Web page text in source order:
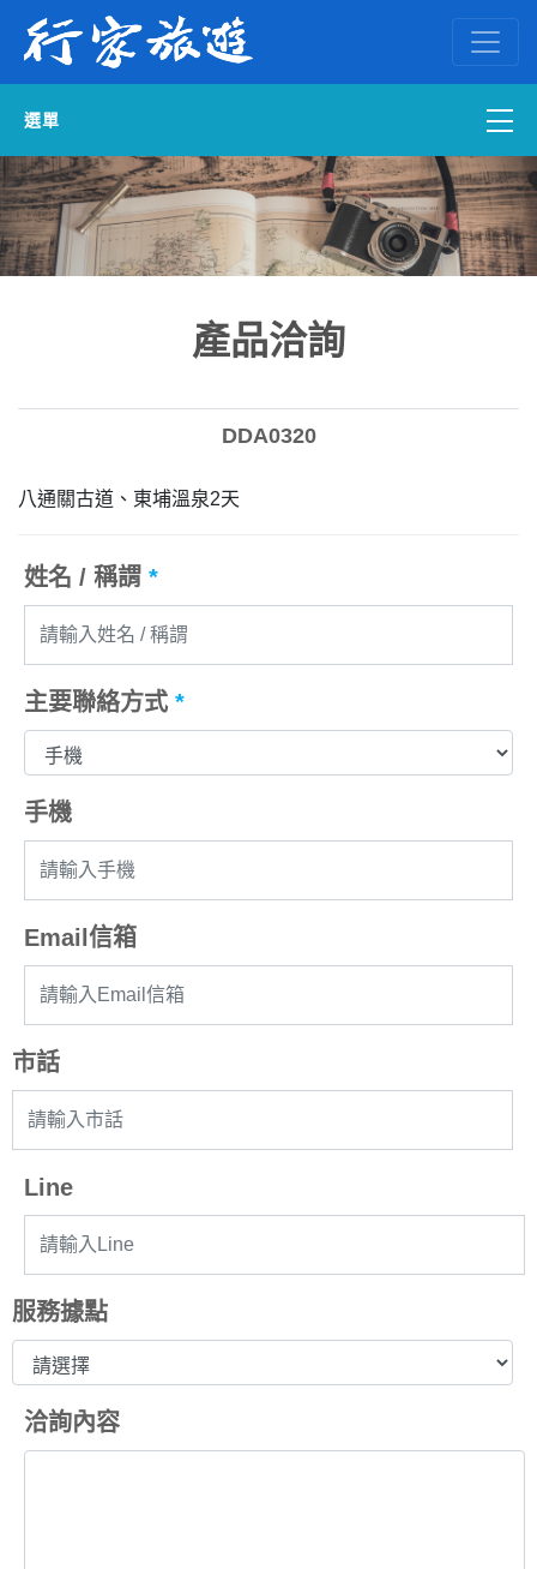
選單
國內外訂房
自組一團
產品洽詢
DDA0320
八通關古道、東埔溫泉2天
姓名 / 稱謂 *
主要聯絡方式 *
手機
Email信箱
市話
Line
服務據點
洽詢內容